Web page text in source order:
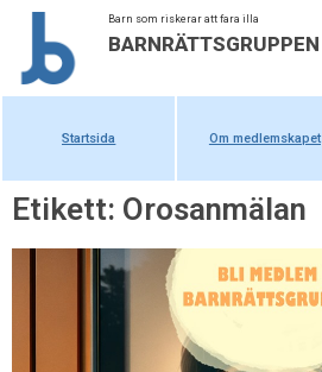
Barn som riskerar att fara illa
BARNRÄTTSGRUPPEN
Startsida Om medlemskapet
Etikett: Orosanmälan